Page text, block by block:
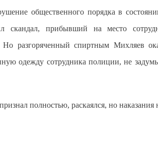
общественного порядка в
скандал, прибывший на место
Но разгоряченный спиртным Михляев
одежду сотрудника полиции, не
полностью, раскаялся, но наказания